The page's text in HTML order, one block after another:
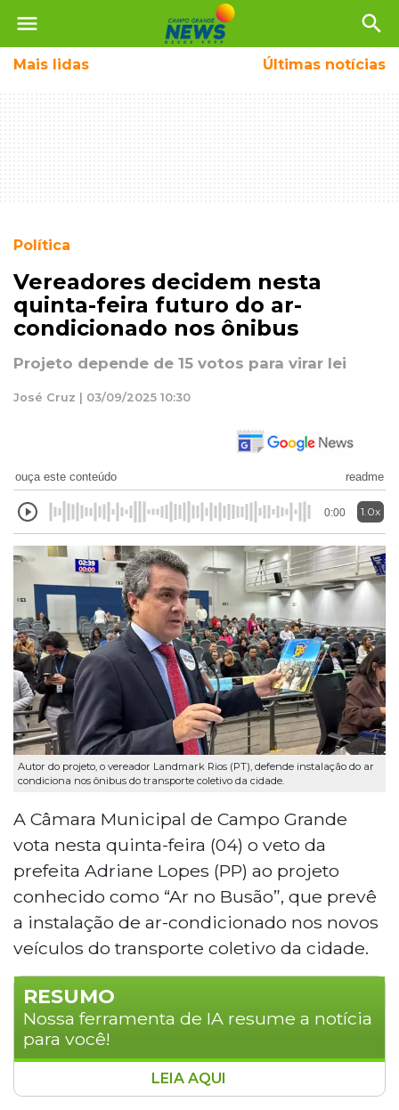
menu search
Mais lidas Últimas notícias
Política
Vereadores decidem nesta
quinta-feira futuro do ar-
condicionado nos ônibus
Projeto depende de 15 votos para virar lei
José Cruz | 03/09/2025 10:30
ouça este conteúdo readme
0:00 1.0x
Autor do projeto, o vereador Landmark Rios (PT), defende instalação do ar
condiciona nos ônibus do transporte coletivo da cidade.
A Câmara Municipal de Campo Grande
vota nesta quinta-feira (04) o veto da
prefeita Adriane Lopes (PP) ao projeto
conhecido como “Ar no Busão”, que prevê
a instalação de ar-condicionado nos novos
veículos do transporte coletivo da cidade.
RESUMO
Nossa ferramenta de IA resume a notícia
para você!
Câmara Municipal decide sobre ar-
LEIA AQUI